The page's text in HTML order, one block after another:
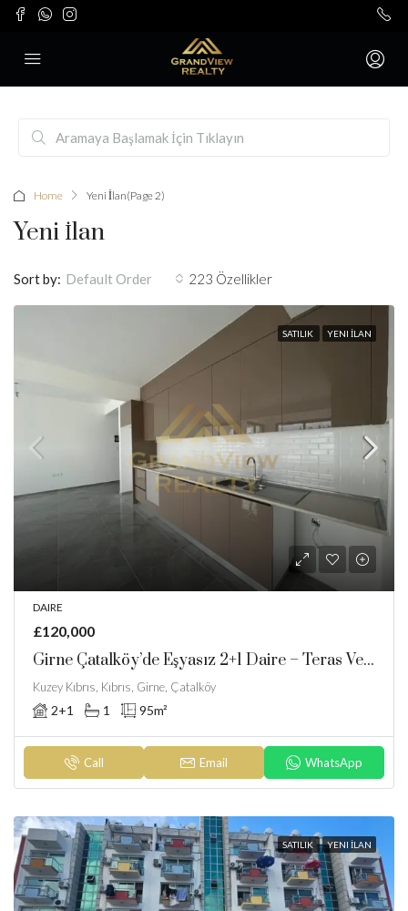
Home Yeni İlan(Page 2)
Yeni İlan
223 Özellikler
Sort by: Default Order
SATILIK YENI İLAN
DAIRE
£120,000
Girne Çatalköy’de Eşyasız 2+1 Daire – Teras Ve Otopark Avantajlarıyla!
Kuzey Kıbrıs, Kıbrıs, Girne, Çatalköy
2+1 1 95m²
Call Email WhatsApp
SATILIK YENI İLAN